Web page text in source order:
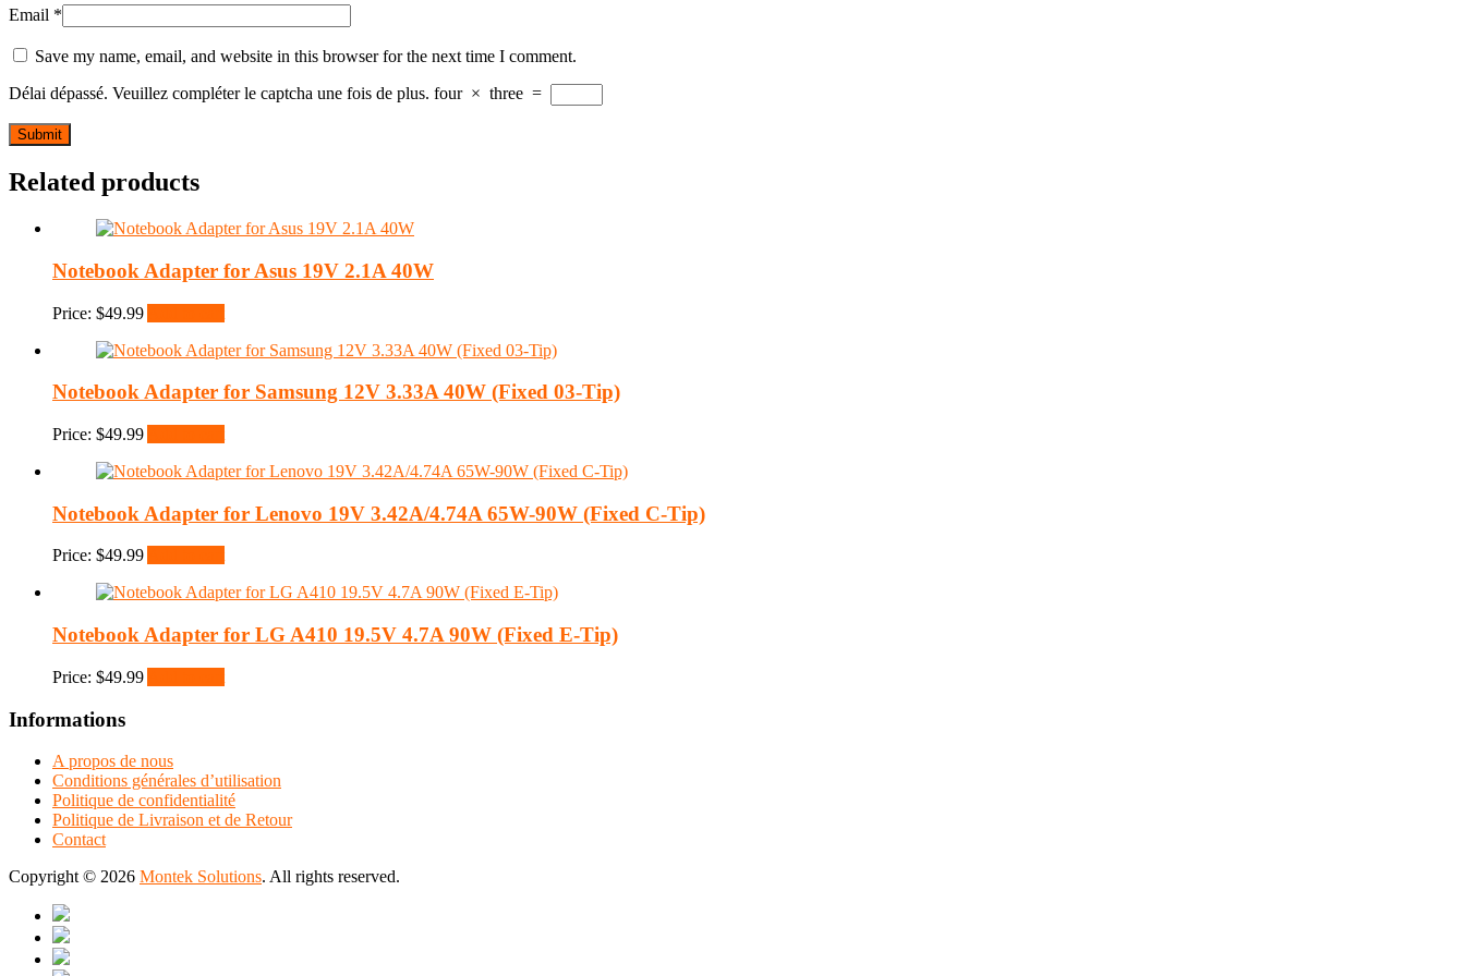
Email *
Save my name, email, and website in this browser for the next time I comment.
Délai dépassé. Veuillez compléter le captcha une fois de plus. four × three =
Related products
Notebook Adapter for Asus 19V 2.1A 40W
Price: $49.99
Notebook Adapter for Samsung 12V 3.33A 40W (Fixed 03-Tip)
Price: $49.99
Notebook Adapter for Lenovo 19V 3.42A/4.74A 65W-90W (Fixed C-Tip)
Price: $49.99
Notebook Adapter for LG A410 19.5V 4.7A 90W (Fixed E-Tip)
Price: $49.99
Informations
A propos de nous
Conditions générales d’utilisation
Politique de confidentialité
Politique de Livraison et de Retour
Contact
Copyright © 2026 Montek Solutions. All rights reserved.